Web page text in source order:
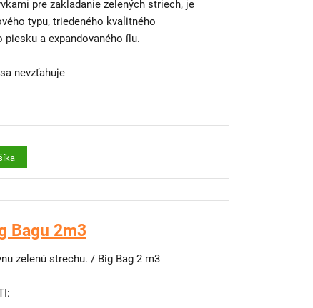
pre zakladanie zelených striech, je
triedeného kvalitného
a expandovaného ílu.
nevzťahuje
Bagu 2m3
zelenú strechu. / Big Bag 2 m3